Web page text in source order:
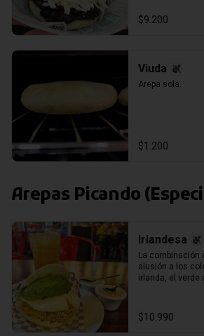
$9.200
Viuda
Arepa sola.
$1.200
Arepas Picando
Irlandesa
La combinación
alusión a los
irlanda, el verde
(pechuga de
caldo y
$10.990